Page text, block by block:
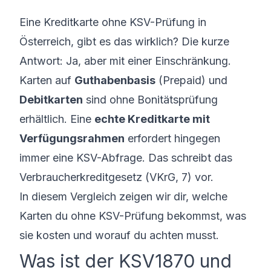
Eine Kreditkarte ohne KSV-Prüfung in
Österreich, gibt es das wirklich? Die kurze
Antwort: Ja, aber mit einer Einschränkung.
Karten auf Guthabenbasis (Prepaid) und
Debitkarten sind ohne Bonitätsprüfung
erhältlich. Eine echte Kreditkarte mit
Verfügungsrahmen erfordert hingegen
immer eine KSV-Abfrage. Das schreibt das
Verbraucherkreditgesetz (VKrG, 7) vor.
In diesem Vergleich zeigen wir dir, welche
Karten du ohne KSV-Prüfung bekommst, was
sie kosten und worauf du achten musst.
Was ist der KSV1870 und